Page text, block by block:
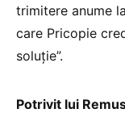
trimitere anume
care Pricopie
soluție”.
Potrivit lui